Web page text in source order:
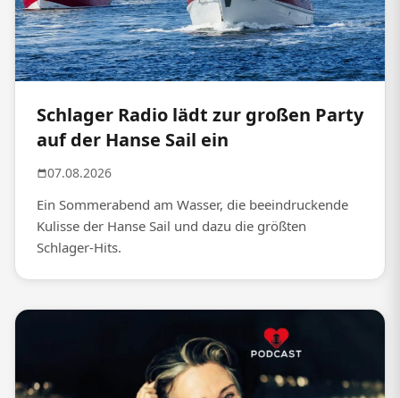
Schlager Radio lädt zur großen Party
auf der Hanse Sail ein
07.08.2026
Ein Sommerabend am Wasser, die beeindruckende
Kulisse der Hanse Sail und dazu die größten
Schlager-Hits.